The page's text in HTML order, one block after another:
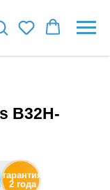
B32Н-
гарантия
2 года